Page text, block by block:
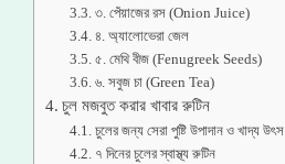
৩. পেঁয়াজের রস (Onion Juice)
৪. অ্যালোভেরা জেল
৫. মেথি বীজ (Fenugreek Seeds)
৬. সবুজ চা (Green Tea)
চুল মজবুত করার খাবার রুটিন
চুলের জন্য সেরা পুষ্টি উপাদান ও খাদ্য উৎস
৭ দিনের চুলের স্বাস্থ্য রুটিন